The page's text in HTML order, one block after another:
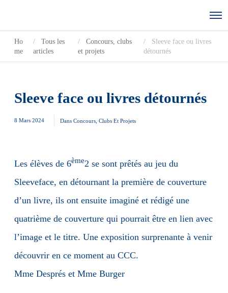
Ho
me
Tous les
articles
Concours, clubs
et projets
Sleeve face ou livres
détournés
Sleeve face ou livres détournés
8 Mars 2024 Dans Concours, Clubs Et Projets
Les élèves de 6ème2 se sont prêtés au jeu du
Sleeveface, en détournant la première de couverture
d’un livre, ils ont ensuite imaginé et rédigé une
quatrième de couverture qui pourrait être en lien avec
l’image et le titre. Une exposition surprenante à venir
découvrir en ce moment au CCC.
Mme Després et Mme Burger